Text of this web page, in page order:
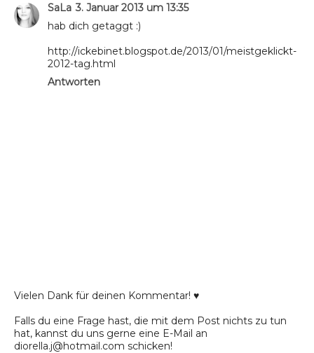
SaLa 3. Januar 2013 um 13:35
hab dich getaggt :)
http://ickebinet.blogspot.de/2013/01/meistgeklickt-
2012-tag.html
Antworten
Vielen Dank für deinen Kommentar! ♥
Falls du eine Frage hast, die mit dem Post nichts zu tun
hat, kannst du uns gerne eine E-Mail an
diorella.j@hotmail.com schicken!